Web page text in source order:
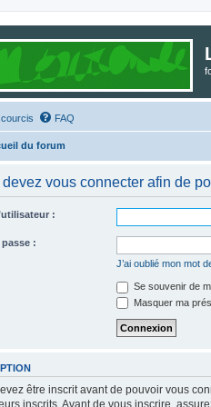
FAQ
du forum
devez vous connecter afin de
:
:
J’ai oublié mon mot
Se souvenir de
Masquer ma
être inscrit avant de pouvoir vous
inscrits. Avant de vous inscrire,